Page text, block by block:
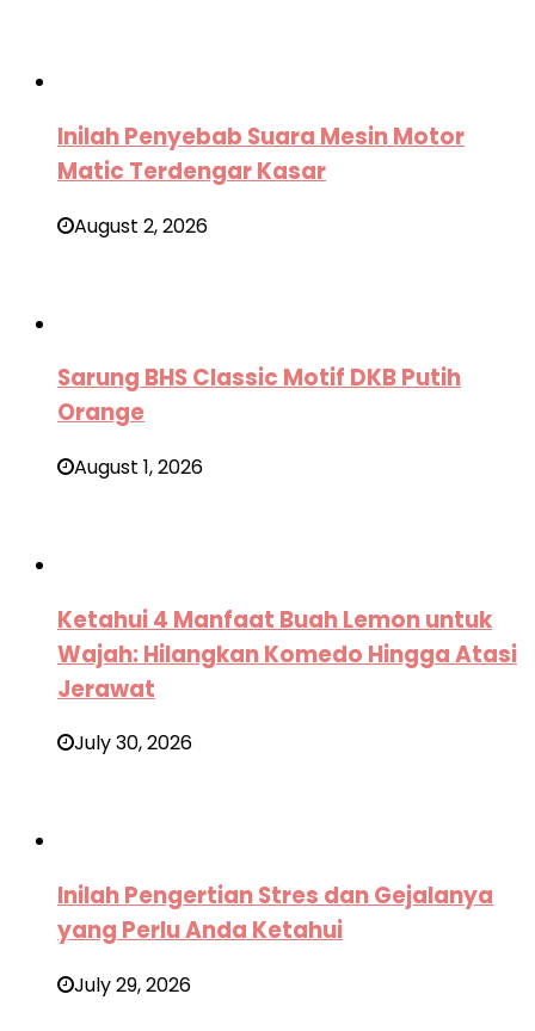
Inilah Penyebab Suara Mesin Motor
Matic Terdengar Kasar
August 2, 2026
Sarung BHS Classic Motif DKB Putih
Orange
August 1, 2026
Ketahui 4 Manfaat Buah Lemon untuk
Wajah: Hilangkan Komedo Hingga Atasi
Jerawat
July 30, 2026
Inilah Pengertian Stres dan Gejalanya
yang Perlu Anda Ketahui
July 29, 2026